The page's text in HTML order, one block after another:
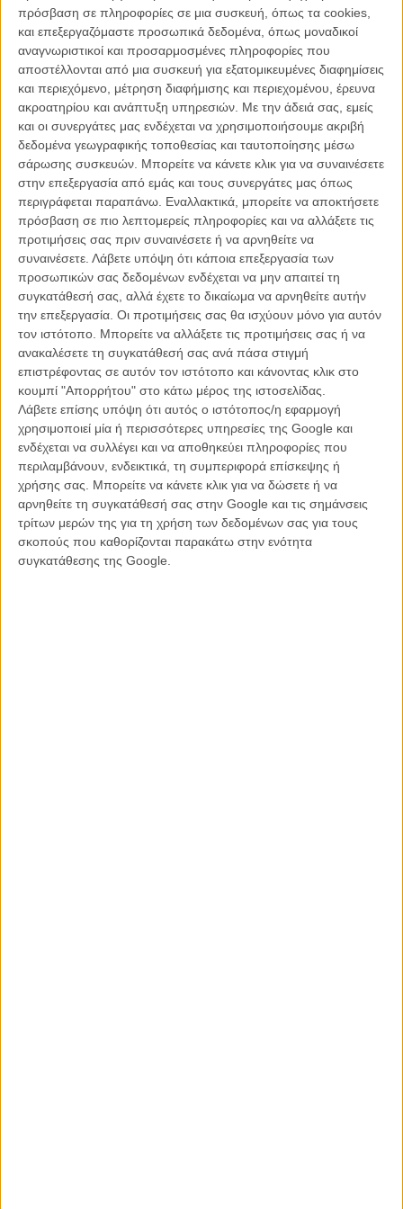
πρόσβαση σε πληροφορίες σε μια συσκευή, όπως τα cookies,
και επεξεργαζόμαστε προσωπικά δεδομένα, όπως μοναδικοί
αναγνωριστικοί και προσαρμοσμένες πληροφορίες που
αποστέλλονται από μια συσκευή για εξατομικευμένες διαφημίσεις
και περιεχόμενο, μέτρηση διαφήμισης και περιεχομένου, έρευνα
ακροατηρίου και ανάπτυξη υπηρεσιών. Με την άδειά σας, εμείς
και οι συνεργάτες μας ενδέχεται να χρησιμοποιήσουμε ακριβή
δεδομένα γεωγραφικής τοποθεσίας και ταυτοποίησης μέσω
σάρωσης συσκευών. Μπορείτε να κάνετε κλικ για να συναινέσετε
στην επεξεργασία από εμάς και τους συνεργάτες μας όπως
περιγράφεται παραπάνω. Εναλλακτικά, μπορείτε να αποκτήσετε
πρόσβαση σε πιο λεπτομερείς πληροφορίες και να αλλάξετε τις
προτιμήσεις σας πριν συναινέσετε ή να αρνηθείτε να
συναινέσετε. Λάβετε υπόψη ότι κάποια επεξεργασία των
προσωπικών σας δεδομένων ενδέχεται να μην απαιτεί τη
συγκατάθεσή σας, αλλά έχετε το δικαίωμα να αρνηθείτε αυτήν
την επεξεργασία. Οι προτιμήσεις σας θα ισχύουν μόνο για αυτόν
τον ιστότοπο. Μπορείτε να αλλάξετε τις προτιμήσεις σας ή να
ανακαλέσετε τη συγκατάθεσή σας ανά πάσα στιγμή
επιστρέφοντας σε αυτόν τον ιστότοπο και κάνοντας κλικ στο
κουμπί "Απορρήτου" στο κάτω μέρος της ιστοσελίδας.
Λάβετε επίσης υπόψη ότι αυτός ο ιστότοπος/η εφαρμογή
χρησιμοποιεί μία ή περισσότερες υπηρεσίες της Google και
ενδέχεται να συλλέγει και να αποθηκεύει πληροφορίες που
περιλαμβάνουν, ενδεικτικά, τη συμπεριφορά επίσκεψης ή
χρήσης σας. Μπορείτε να κάνετε κλικ για να δώσετε ή να
αρνηθείτε τη συγκατάθεσή σας στην Google και τις σημάνσεις
τρίτων μερών της για τη χρήση των δεδομένων σας για τους
σκοπούς που καθορίζονται παρακάτω στην ενότητα
συγκατάθεσης της Google.
ήρωα του '21.
Αυτό το κείμενο μετέφερε, το καλοκαίρι του 2021, σε θεατρική
παράσταση η Μαριάννα Λαμπίρη, με τη συνδρομή μερικής
δραματοποίησης, αφήγησης, μουσικής, προβολής. Με
πρωταγωνιστή τον Μάνο Βακούση στο ρόλο του Κολοκοτρώνη, την
προσθήκη δυο «ερευνητριών» που αναλύουν όχι μόνο τη δική του
σημασία αλλά και τη σχέση της πραγματικότητας με την
αναπαράστασή της, με ζωντανή μαγνητοσκόπηση και ζωντανή
μουσική.
Η οποία παράσταση δεν διασκευάζεται, σήμερα, για την
κινηματογραφική οθόνη/εμπειρία, αλλά μαγνητοσκοπείται, με
ελάχιστη προσπάθεια να αποκτήσει κινηματογραφική υπόσταση, σ’
ένα σύνολο που μειώνει το ενδιαφέρον του πρωτότυπου υλικού,
αντί να προσθέτει σ’ αυτό ή να το κάνει με κάποιο τρόπο, αισθητικά,
ιδεολογικά, πολιτικά, σχετικό με τη σύγχρονη σκέψη ή τέχνη. Ο δε
υπότιτλος τής ταινίας, «ένα διαδραστικό θεατρικό ντοκιμαντέρ,» λες
και σε προκαλεί να διαψεύσεις την κάθε λέξη ξεχωριστά.